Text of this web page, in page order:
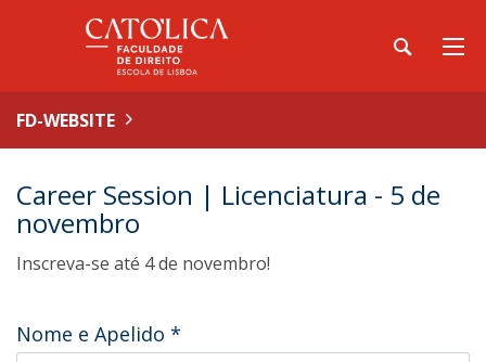
FD-WEBSITE
Career Session | Licenciatura - 5 de
novembro
Inscreva-se até 4 de novembro!
Nome e Apelido *